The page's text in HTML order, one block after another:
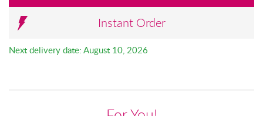
Instant Order
Next delivery date: August 10, 2026